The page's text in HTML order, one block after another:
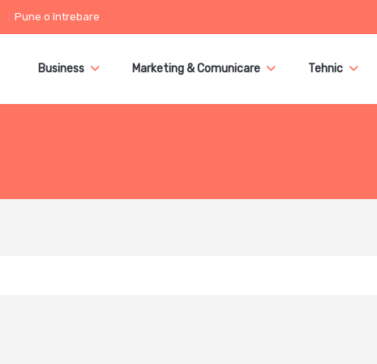
Pune o întrebare
Business Marketing & Comunicare Tehnic